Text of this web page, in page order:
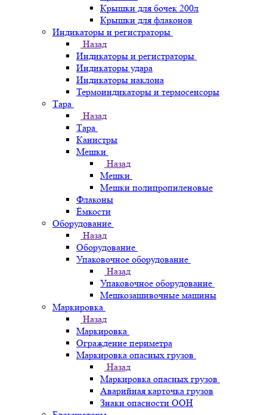
Крышки для бочек 200л
Крышки для флаконов
Индикаторы и регистраторы
Назад
Индикаторы и регистраторы
Индикаторы удара
Индикаторы наклона
Термоиндикаторы и термосенсоры
Тара
Назад
Тара
Канистры
Мешки
Назад
Мешки
Мешки полипропиленовые
Флаконы
Ёмкости
Оборудование
Назад
Оборудование
Упаковочное оборудование
Назад
Упаковочное оборудование
Мешкозашивочные машины
Маркировка
Назад
Маркировка
Ограждение периметра
Маркировка опасных грузов
Назад
Маркировка опасных грузов
Аварийная карточка грузов
Знаки опасности ООН